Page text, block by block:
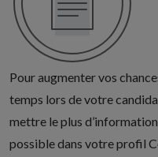
Pour augmenter vos
temps lors de votre
mettre le plus
possibledans votre profil